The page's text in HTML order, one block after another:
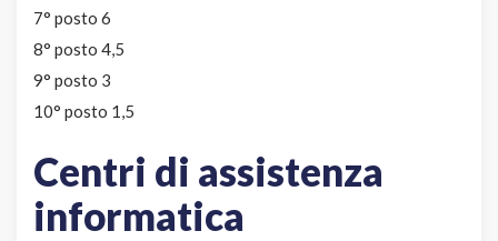
7° posto 6
8° posto 4,5
9° posto 3
10° posto 1,5
Centri di assistenza
informatica